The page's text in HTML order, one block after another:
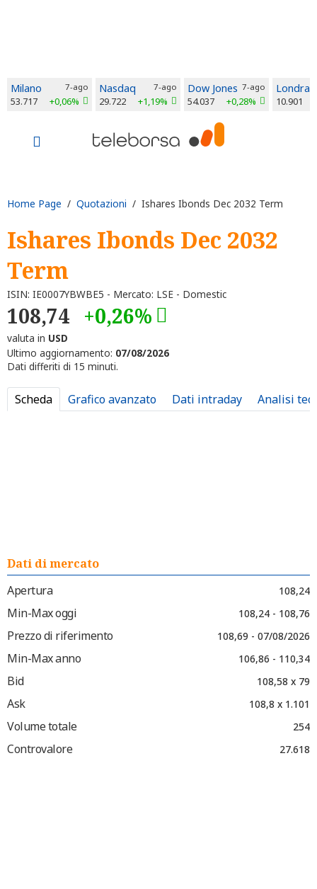
Milano 7-ago
53.717 +0,06%
Nasdaq 7-ago
29.722 +1,19%
Dow Jones 7-ago
54.037 +0,28%
Londra
10.901
Home Page / Quotazioni / Ishares Ibonds Dec 2032 Term
Ishares Ibonds Dec 2032
Term
ISIN: IE0007YBWBE5 - Mercato: LSE - Domestic
108,74 +0,26%
valuta in USD
Ultimo aggiornamento: 07/08/2026
Dati differiti di 15 minuti.
Scheda Grafico avanzato Dati intraday Analisi
Dati di mercato
Apertura
108,24
Min-Max oggi 108,24 - 108,76
Prezzo di riferimento 108,69 - 07/08/2026
Min-Max anno 106,86 - 110,34
Bid 108,58 x 79
Ask 108,8 x 1.101
Volume totale 254
Controvalore 27.618